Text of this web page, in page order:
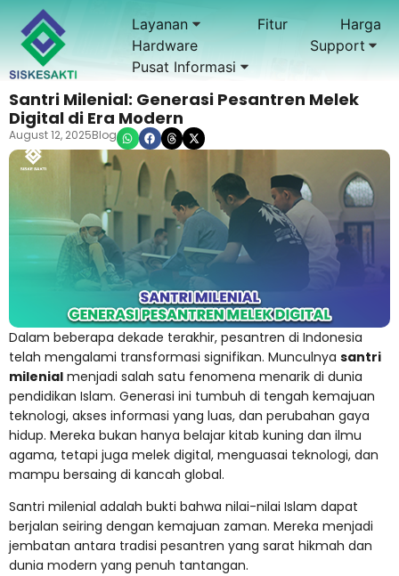
Layanan Fitur
Harga
Hardware
Support
Pusat Informasi
Santri Milenial: Generasi Pesantren Melek
Digital di Era Modern
August 12, 2025Blog
Dalam beberapa dekade terakhir, pesantren di Indonesia
telah mengalami transformasi signifikan. Munculnya santri
milenial menjadi salah satu fenomena menarik di dunia
pendidikan Islam. Generasi ini tumbuh di tengah kemajuan
teknologi, akses informasi yang luas, dan perubahan gaya
hidup. Mereka bukan hanya belajar kitab kuning dan ilmu
agama, tetapi juga melek digital, menguasai teknologi, dan
mampu bersaing di kancah global.
Santri milenial adalah bukti bahwa nilai-nilai Islam dapat
berjalan seiring dengan kemajuan zaman. Mereka menjadi
jembatan antara tradisi pesantren yang sarat hikmah dan
dunia modern yang penuh tantangan.